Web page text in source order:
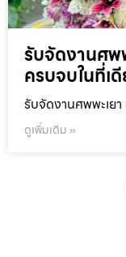
รับจัดงานศพ
ครบจบในที่เ
รับจัดงานศพพะเย
ดูเพิ่มเติม »